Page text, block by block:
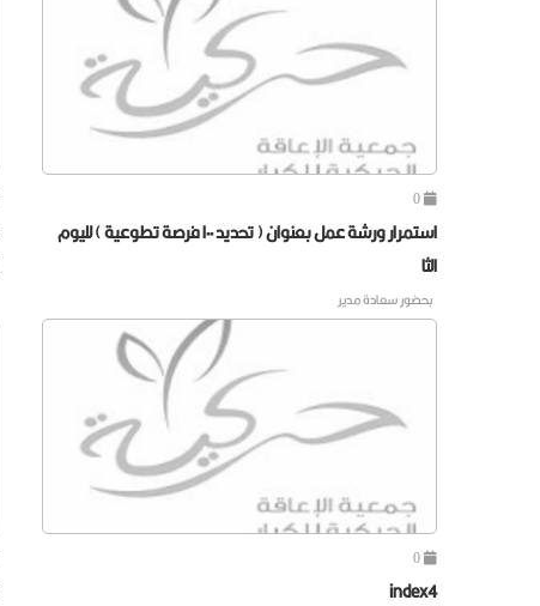
0
استمرار ورشة عمل بعنوان ( تحديد ١٠٠ فرصة تطوعية ) لليوم
الثا
⁠⁠⁠بحضور سعادة مدير
0
index4